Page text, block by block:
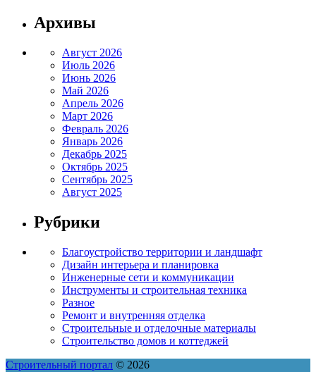
Архивы
Август 2026
Июль 2026
Июнь 2026
Май 2026
Апрель 2026
Март 2026
Февраль 2026
Январь 2026
Декабрь 2025
Октябрь 2025
Сентябрь 2025
Август 2025
Рубрики
Благоустройство территории и ландшафт
Дизайн интерьера и планировка
Инженерные сети и коммуникации
Инструменты и строительная техника
Разное
Ремонт и внутренняя отделка
Строительные и отделочные материалы
Строительство домов и коттеджей
Строительный портал © 2026